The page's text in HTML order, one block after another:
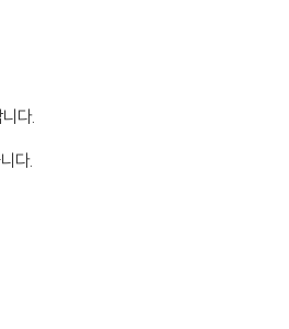
다.
다.